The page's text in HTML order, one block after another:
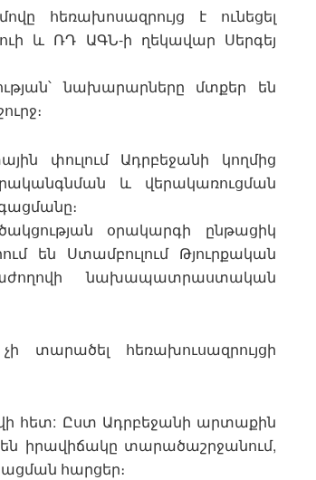
հեռախոսազրույց է ունեցել
և ՌԴ ԱԳՆ-ի ղեկավար Սերգեյ
նախարարները մտքեր են
փուլում Ադրբեջանի կողմից
և վերակառուցման
օրակարգի ընթացիկ
են Ստամբուլում Թյուրքական
նախապատրաստական
տարածել հեռախուսազրույցի
հետ: Ըստ Ադրբեջանի արտաքին
իրավիճակը տարածաշրջանում,
հարցեր։